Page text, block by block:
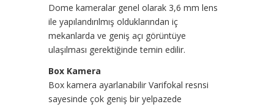
Dome kameralar genel olarak 3,6 mm lens
ile yapılandırılmış olduklarından iç
mekanlarda ve geniş açı görüntüye
ulaşılması gerektiğinde temin edilir.
Box Kamera
Box kamera ayarlanabilir Varifokal resnsi
sayesinde çok geniş bir yelpazede